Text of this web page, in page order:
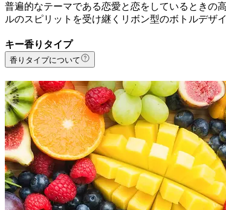
普遍的なテーマである恋愛と恋をしているときの
ルのスピリットを受け継くリボン型のボトルデザ
キー香りタイプ
香りタイプについて